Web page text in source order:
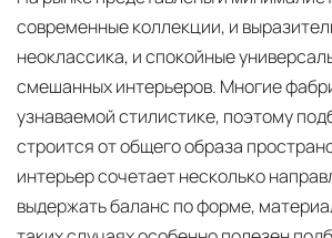
современные коллекции, и
неоклассика, и спокойные
смешанных интерьеров. Многие
узнаваемой стилистике, поэтому
строится от общего образа
интерьер сочетает несколько
выдержать баланс по форме,